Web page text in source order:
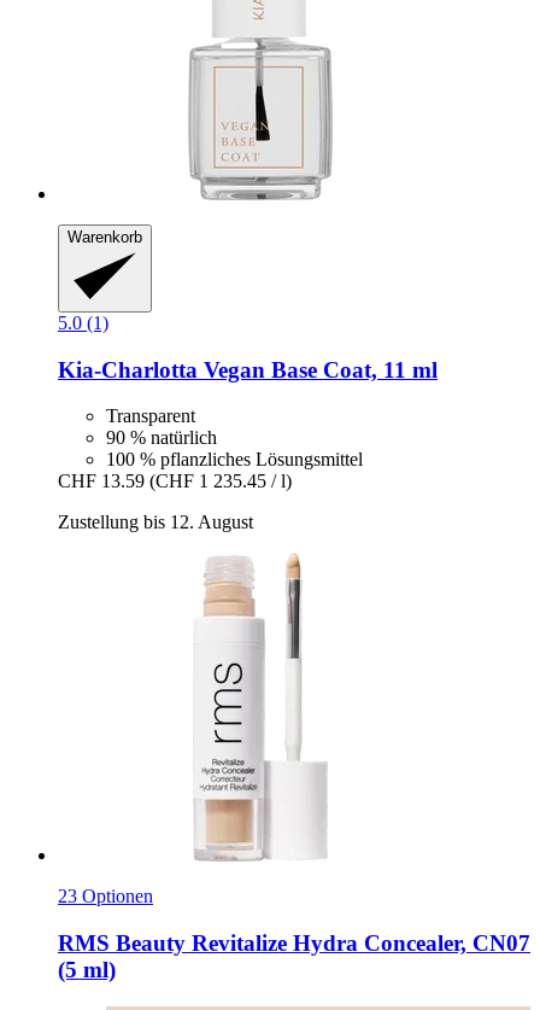
Warenkorb
5.0 (1)
Kia-Charlotta Vegan Base Coat, 11 ml
Transparent
90 % natürlich
100 % pflanzliches Lösungsmittel
CHF 13.59 (CHF 1 235.45 / l)
Zustellung bis 12. August
23 Optionen
RMS Beauty Revitalize Hydra Concealer, CN07
(5 ml)